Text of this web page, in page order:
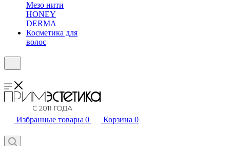
Мезо нити
HONEY
DERMA
Косметика для
волос
Избранные товары 0 Корзина 0